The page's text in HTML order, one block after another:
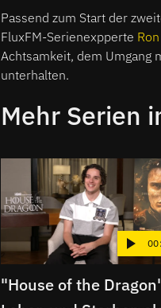
Passend zum Start der
FluxFM-Serienexpperte
Achtsamkeit, dem Umgang
unterhalten.
Mehr Serien
"House of the